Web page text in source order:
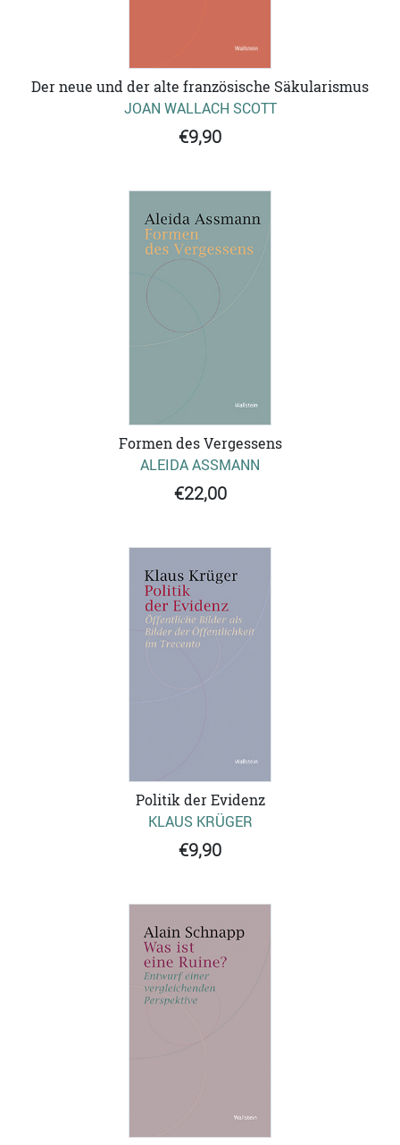
Der neue und der alte französische Säkularismus
JOAN WALLACH SCOTT
€9,90
Formen des Vergessens
ALEIDA ASSMANN
€22,00
Politik der Evidenz
KLAUS KRÜGER
€9,90